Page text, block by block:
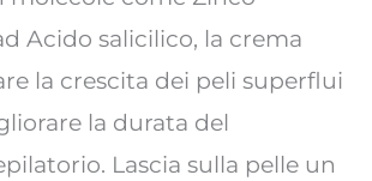
Acido salicilico, la crema
la crescita dei peli superflui
la durata del
Lascia sulla pelle un